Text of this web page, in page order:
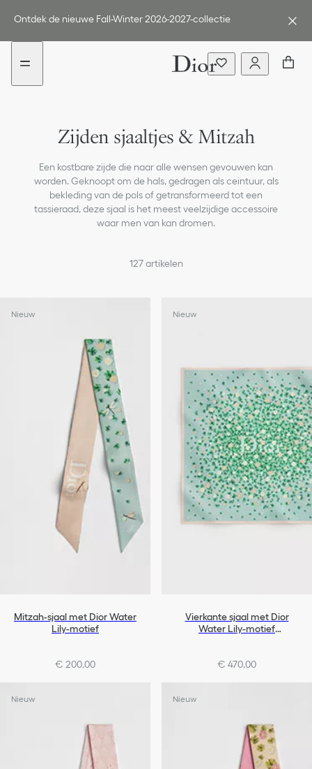
naar
inhoud
Ontdek de nieuwe Fall-Winter 2026-2027-collectie
Zijden sjaaltjes & Mitzah
Een kostbare zijde die naar alle wensen gevouwen kan
worden. Geknoopt om de hals, gedragen als ceintuur, als
bekleding van de pols of getransformeerd tot een
tassieraad, deze sjaal is het meest veelzijdige accessoire
waar men van kan dromen.
Sjaals
Hoeden & handschoenen
Haaraccessoires
Sleutelhangers en tasbedeltjes
127 artikelen
Nieuw
Mitzah-sjaal met Dior Water
Lily-motief
€ 200,00
Nieuw
Vierkante sjaal met Dior
Water Lily-motief
€ 470,00
Nieuw Nieuw